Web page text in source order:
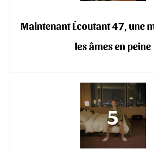
Maintenant Écoutant 47, une
les âmes en peine